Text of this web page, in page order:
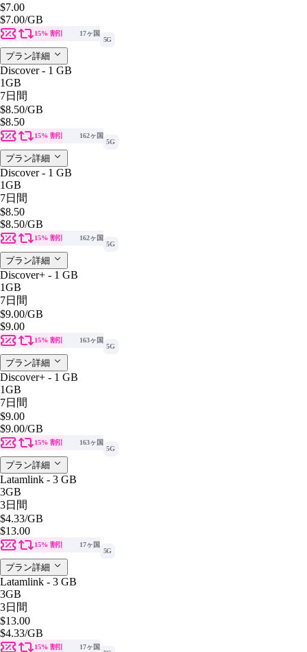
$7.00
$7.00/GB
15% 割引
17ヶ国
5G
プラン詳細
Discover - 1 GB
1GB
7日間
$8.50/GB
$8.50
15% 割引
162ヶ国
5G
プラン詳細
Discover - 1 GB
1GB
7日間
$8.50
$8.50/GB
15% 割引
162ヶ国
5G
プラン詳細
Discover+ - 1 GB
1GB
7日間
$9.00/GB
$9.00
15% 割引
163ヶ国
5G
プラン詳細
Discover+ - 1 GB
1GB
7日間
$9.00
$9.00/GB
15% 割引
163ヶ国
5G
プラン詳細
Latamlink - 3 GB
3GB
3日間
$4.33/GB
$13.00
15% 割引
17ヶ国
5G
プラン詳細
Latamlink - 3 GB
3GB
3日間
$13.00
$4.33/GB
15% 割引
17ヶ国